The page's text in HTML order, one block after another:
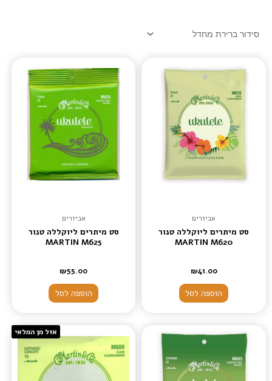
אביזרים
סט מיתרים ליוקללה טנור
MARTIN M620
₪41.00
הוספה לסל
אביזרים
סט מיתרים ליוקללה טנור
MARTIN M625
₪55.00
הוספה לסל
אזל מן המלאי